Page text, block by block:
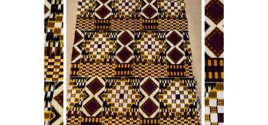
AJOUTER AU PANIER